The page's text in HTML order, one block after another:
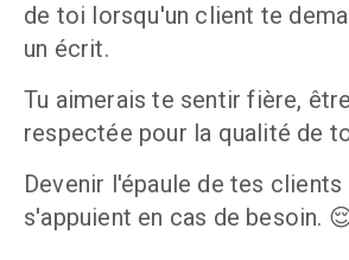
de toi lorsqu'un client te
un écrit.
Tu aimerais te sentir fière,
respectée pour la qualité de
Devenir l'épaule de tes
s'appuient en cas de besoin.